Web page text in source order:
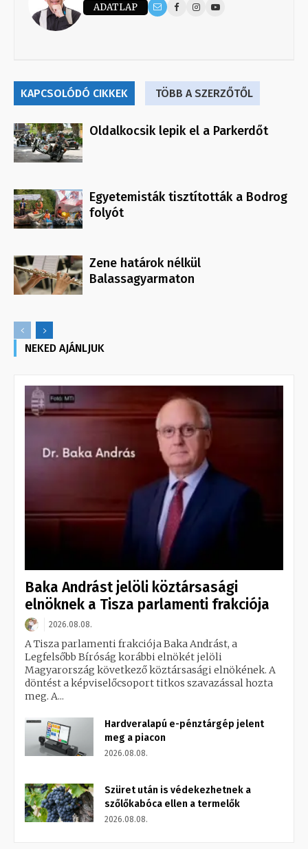
ADATLAP
KAPCSOLÓDÓ CIKKEK TÖBB A SZERZŐTŐL
Oldalkocsik lepik el a Parkerdőt
Egyetemisták tisztították a Bodrog
folyót
Zene határok nélkül
Balassagyarmaton
NEKED AJÁNLJUK
Baka Andrást jelöli köztársasági
elnöknek a Tisza parlamenti frakciója
2026.08.08.
A Tisza parlamenti frakciója Baka Andrást, a
Legfelsőbb Bíróság korábbi elnökét jelöli
Magyarország következő köztársasági elnökének. A
döntést a képviselőcsoport titkos szavazással hozta
meg. A...
Hardveralapú e-pénztárgép jelent
meg a piacon
2026.08.08.
Szüret után is védekezhetnek a
szőlőkabóca ellen a termelők
2026.08.08.